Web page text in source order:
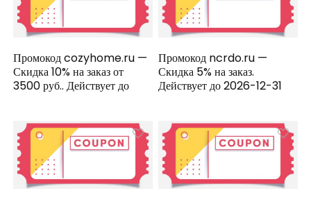
Промокод cozyhome.ru —
Скидка 10% на заказ от
3500 руб.. Действует до
Промокод ncrdo.ru —
Скидка 5% на заказ.
Действует до 2026-12-31